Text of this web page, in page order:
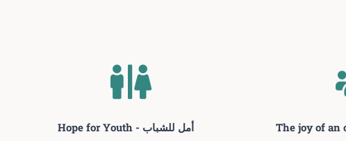
Hope for Youth - أمل للشباب